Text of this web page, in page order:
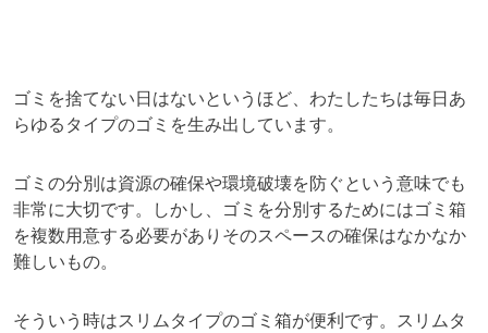
ゴミを捨てない日はないというほど、わたしたちは毎日あ
らゆるタイプのゴミを生み出しています。
ゴミの分別は資源の確保や環境破壊を防ぐという意味でも
非常に大切です。しかし、ゴミを分別するためにはゴミ箱
を複数用意する必要がありそのスペースの確保はなかなか
難しいもの。
そういう時はスリムタイプのゴミ箱が便利です。スリムタ